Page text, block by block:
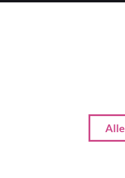
Alle